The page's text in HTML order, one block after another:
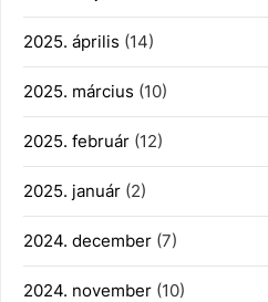
2025. április (14)
2025. március (10)
2025. február (12)
2025. január (2)
2024. december (7)
2024. november (10)